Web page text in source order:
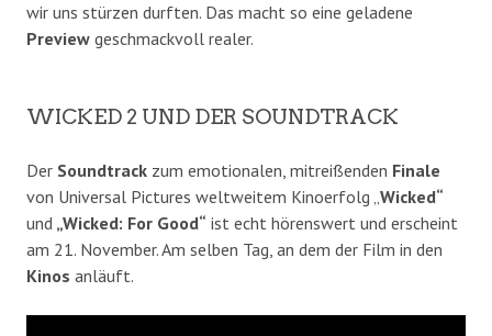
wir uns stürzen durften. Das macht so eine geladene
Preview geschmackvoll realer.
WICKED 2 UND DER SOUNDTRACK
Der Soundtrack zum emotionalen, mitreißenden Finale
von Universal Pictures weltweitem Kinoerfolg „Wicked“
und „Wicked: For Good“ ist echt hörenswert und erscheint
am 21. November. Am selben Tag, an dem der Film in den
Kinos anläuft.